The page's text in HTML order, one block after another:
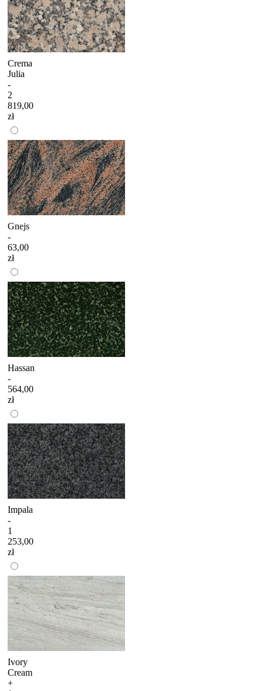
Crema
Julia
-
2
819,00
zł
Gnejs
-
63,00
zł
Hassan
-
564,00
zł
Impala
-
1
253,00
zł
Ivory
Cream
+